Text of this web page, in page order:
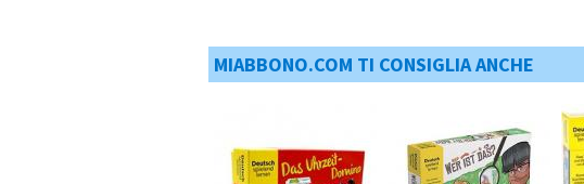
MIABBONO.COM TI CONSIGLIA ANCHE